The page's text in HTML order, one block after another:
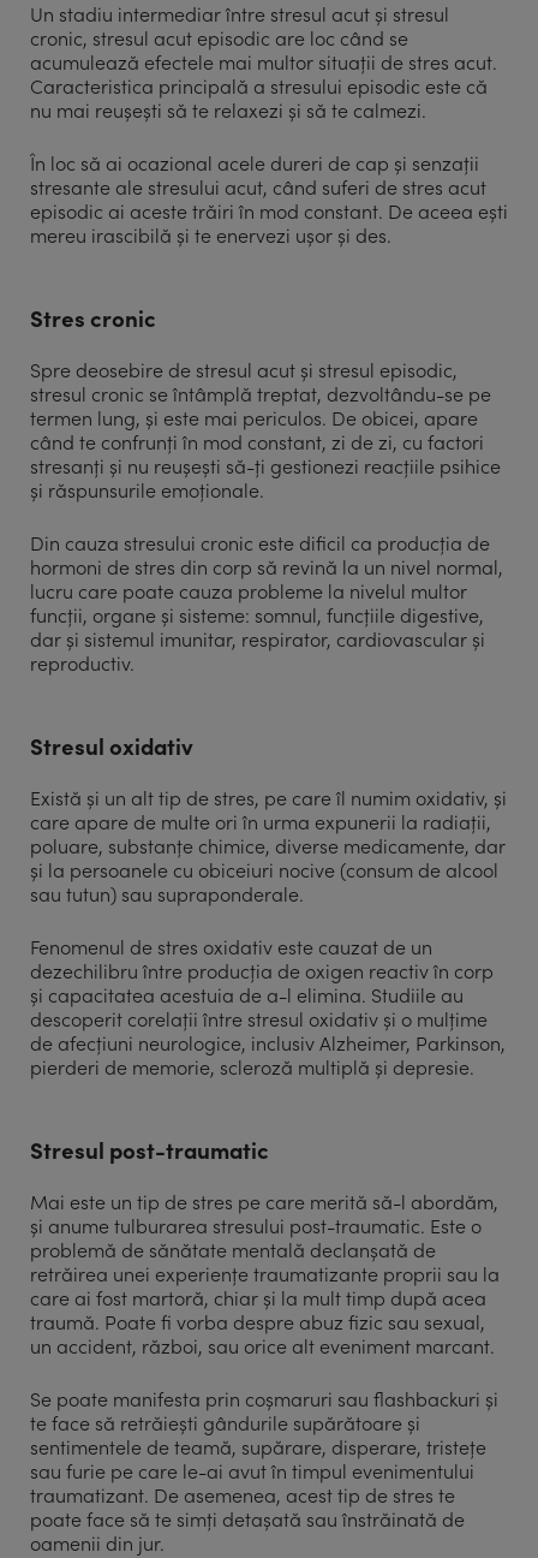
Un stadiu intermediar între stresul acut și stresul
cronic, stresul acut episodic are loc când se
acumulează efectele mai multor situații de stres acut.
Caracteristica principală a stresului episodic este că
nu mai reușești să te relaxezi și să te calmezi.
În loc să ai ocazional acele dureri de cap și senzații
stresante ale stresului acut, când suferi de stres acut
episodic ai aceste trăiri în mod constant. De aceea ești
mereu irascibilă și te enervezi ușor și des.
Stres cronic
Spre deosebire de stresul acut și stresul episodic,
stresul cronic se întâmplă treptat, dezvoltându-se pe
termen lung, și este mai periculos. De obicei, apare
când te confrunți în mod constant, zi de zi, cu factori
stresanți și nu reușești să-ți gestionezi reacțiile psihice
și răspunsurile emoționale.
Din cauza stresului cronic este dificil ca producția de
hormoni de stres din corp să revină la un nivel normal,
lucru care poate cauza probleme la nivelul multor
funcții, organe și sisteme: somnul, funcțiile digestive,
dar și sistemul imunitar, respirator, cardiovascular și
reproductiv.
Stresul oxidativ
Există și un alt tip de stres, pe care îl numim oxidativ, și
care apare de multe ori în urma expunerii la radiații,
poluare, substanțe chimice, diverse medicamente, dar
și la persoanele cu obiceiuri nocive (consum de alcool
sau tutun) sau supraponderale.
Fenomenul de stres oxidativ este cauzat de un
dezechilibru între producția de oxigen reactiv în corp
și capacitatea acestuia de a-l elimina. Studiile au
descoperit corelații între stresul oxidativ și o mulțime
de afecțiuni neurologice, inclusiv Alzheimer, Parkinson,
pierderi de memorie, scleroză multiplă și depresie.
Stresul post-traumatic
Mai este un tip de stres pe care merită să-l abordăm,
și anume tulburarea stresului post-traumatic. Este o
problemă de sănătate mentală declanșată de
retrăirea unei experiențe traumatizante proprii sau la
care ai fost martoră, chiar și la mult timp după acea
traumă. Poate fi vorba despre abuz fizic sau sexual,
un accident, război, sau orice alt eveniment marcant.
Se poate manifesta prin coșmaruri sau flashbackuri și
te face să retrăiești gândurile supărătoare și
sentimentele de teamă, supărare, disperare, tristețe
sau furie pe care le-ai avut în timpul evenimentului
traumatizant. De asemenea, acest tip de stres te
poate face să te simți detașată sau înstrăinată de
oamenii din jur.